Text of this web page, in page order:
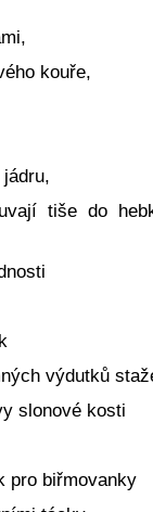
kouře,
tiše do
výdutků
slonové kosti
pro biřmovanky